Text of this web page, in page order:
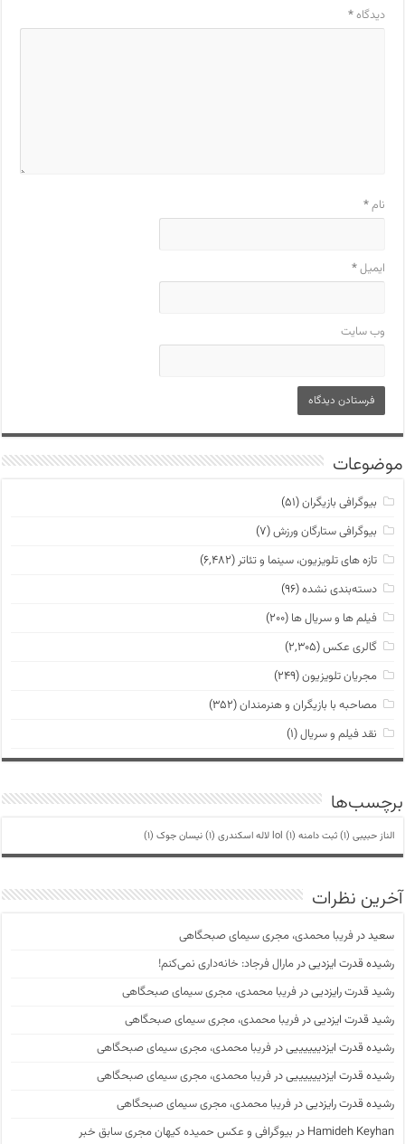
دیدگاه*
نام*
ایمیل*
وب‌ سایت
موضوعات
بیوگرافی بازیگران(۵۱)
بیوگرافی ستارگان ورزش(۷)
تازه های تلویزیون، سینما و تئاتر(۶,۴۸۲)
دسته‌بندی نشده(۹۶)
فیلم ها و سریال ها (۲۰۰)
گالری عکس(۲,۳۰۵)
مجریان تلویزیون(۲۴۹)
مصاحبه با بازیگران و هنرمندان(۳۵۲)
نقد فیلم و سریال(۱)
برچسب‌ها
الناز حبیبی (1) ثبت دامنه lol (1) لاله اسکندری (1) نیسان جوک (1)
آخرین نظرات
سعیددرفریبا محمدی، مجری سیمای صبحگاهی
رشیده قدرت ایزدییدرمارال فرجاد: خانه‌داری نمی‌کنم!
رشید قدرت رایزدییدرفریبا محمدی، مجری سیمای صبحگاهی
رشید قدرت ایزدییدرفریبا محمدی، مجری سیمای صبحگاهی
رشیده قدرت ایزدیییییییدرفریبا محمدی، مجری سیمای صبحگاهی
رشیده قدرت ایزدیییییییدرفریبا محمدی، مجری سیمای صبحگاهی
رشیده قدرت رایزدییدرفریبا محمدی، مجری سیمای صبحگاهی
Hamideh Keyhan در بیوگرافی و عکس حمیده کیهان مجری سابق خبر